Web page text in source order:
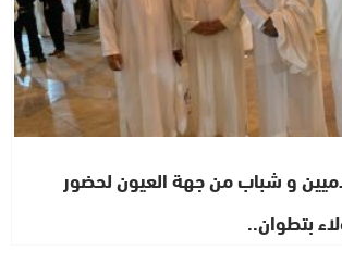
و شباب من جهة العيون لحضور
بتطوان..